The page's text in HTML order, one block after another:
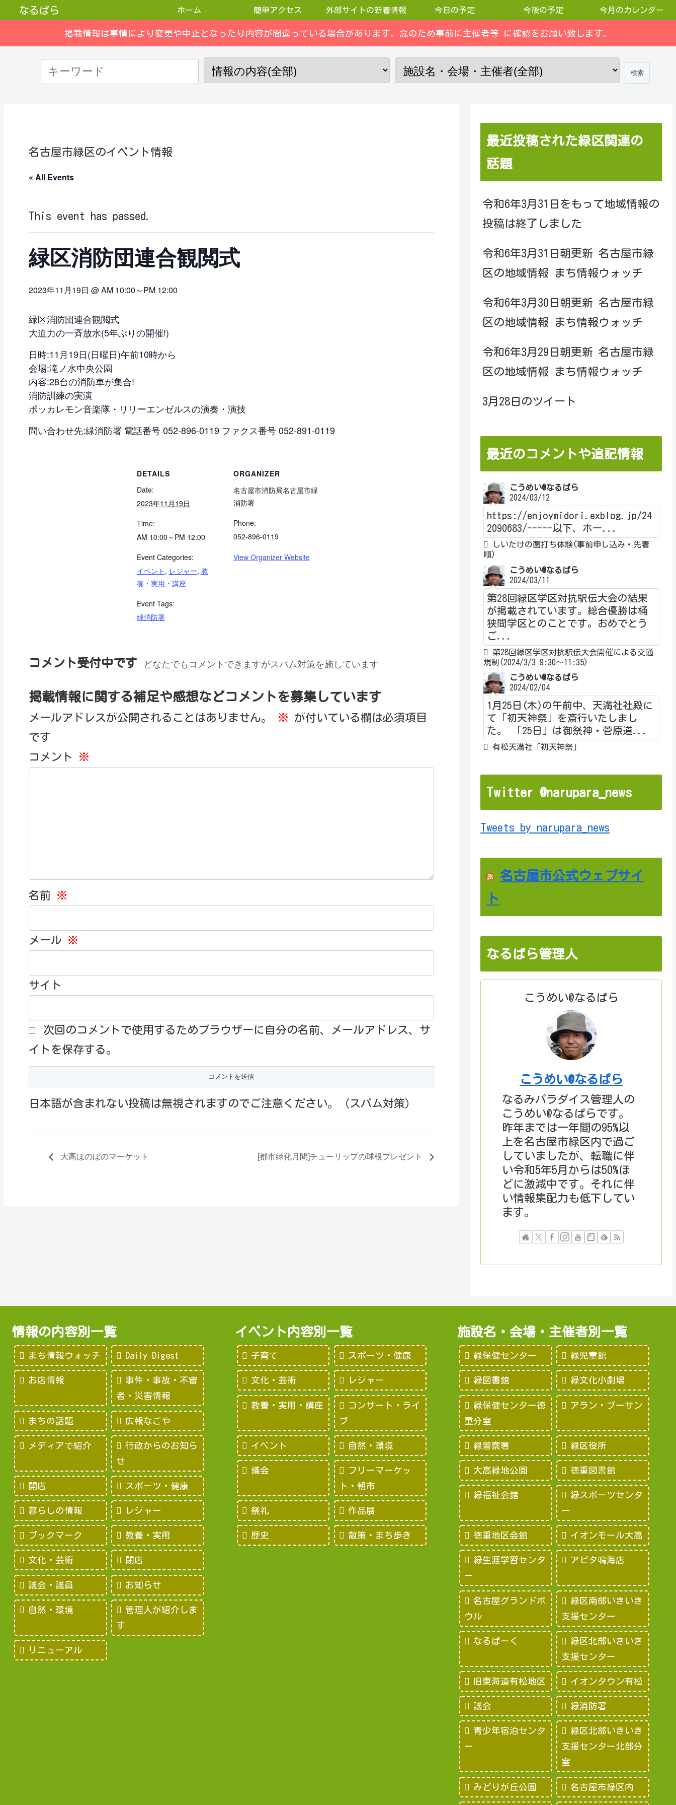
なるぱら ホーム 簡単アクセス 外部サイトの新着情報 今日の予定 今後の予定 今月のカレンダー
掲載情報は事情により変更や中止となったり内容が間違っている場合があります。念のため事前に主催者等 に確認をお願い致します。
名古屋市緑区のイベント情報
« All Events
This event has passed.
緑区消防団連合観閲式
2023年11月19日 @ AM 10:00～PM 12:00
緑区消防団連合観閲式
大迫力の一斉放水(5年ぶりの開催!)
日時:11月19日(日曜日)午前10時から
会場:滝ノ水中央公園
内容:28台の消防車が集合!
消防訓練の実演
ポッカレモン音楽隊・リリーエンゼルスの演奏・演技
問い合わせ先:緑消防署 電話番号 052-896-0119 ファクス番号 052-891-0119
DETAILS
Date:
2023年11月19日
Time:
AM 10:00～PM 12:00
Event Categories:
イベント , レジャー, 教
養・実用・講座
Event Tags:
緑消防署
ORGANIZER
名古屋市消防局名古屋市緑
消防署
Phone:
052-896-0119
View Organizer Website
コメント受付中です どなたでもコメントできますがスパム対策を施しています
掲載情報に関する補足や感想などコメントを募集しています
メールアドレスが公開されることはありません。 ※ が付いている欄は必須項目
です
コメント
※
名前 ※
メール ※
サイト
次回のコメントで使用するためブラウザーに自分の名前、メールアドレス、サ
イトを保存する。
日本語が含まれない投稿は無視されますのでご注意ください。（スパム対策）
大高ほのぼのマーケット [都市緑化月間]チューリップの球根プレゼント
最近投稿された緑区関連の
話題
令和6年3月31日をもって地域情報の
投稿は終了しました
令和6年3月31日朝更新 名古屋市緑
区の地域情報 まち情報ウォッチ
令和6年3月30日朝更新 名古屋市緑
区の地域情報 まち情報ウォッチ
令和6年3月29日朝更新 名古屋市緑
区の地域情報 まち情報ウォッチ
3月28日のツイート
最近のコメントや追記情報
こうめい@なるぱら
2024/03/12
https://enjoymidori.exblog.jp/24
2090683/-----以下、ホー...
しいたけの菌打ち体験(事前申し込み・先着
順)
こうめい@なるぱら
2024/03/11
第28回緑区学区対抗駅伝大会の結果
が掲載されています。総合優勝は桶
狭間学区とのことです。おめでとう
ご...
第28回緑区学区対抗駅伝大会開催による交通
規制(2024/3/3 9:30～11:35)
こうめい@なるぱら
2024/02/04
1月25日(木)の午前中、天満社社殿に
て「初天神祭」を斎行いたしまし
た。 「25日」は御祭神・菅原道...
有松天満社「初天神祭」
Twitter @narupara_news
Tweets by narupara_news
名古屋市公式ウェブサイ
ト
なるぱら管理人
こうめい@なるぱら
こうめい@なるぱら
なるみパラダイス管理人の
こうめい@なるぱらです。
昨年までは一年間の95%以
上を名古屋市緑区内で過ご
していましたが、転職に伴
い令和5年5月からは50%ほ
どに激減中です。それに伴
い情報集配力も低下してい
ます。
情報の内容別一覧
まち情報ウォッチ Daily Digest
お店情報
事件・事故・不審
者・災害情報
まちの話題 広報なごや
メディアで紹介
行政からのお知ら
せ
開店 スポーツ・健康
暮らしの情報 レジャー
ブックマーク 教養・実用
文化・芸術 閉店
議会・議員 お知らせ
自然・環境
管理人が紹介しま
す
リニューアル
イベント内容別一覧
子育て スポーツ・健康
文化・芸術 レジャー
教養・実用・講座
コンサート・ライ
ブ
イベント 自然・環境
議会
フリーマーケッ
ト・朝市
祭礼 作品展
歴史 散策・まち歩き
施設名・会場・主催者別一覧
緑保健センター 緑児童館
緑図書館 緑文化小劇場
緑保健センター徳
重分室
アラン・プーサン
緑警察署 緑区役所
大高緑地公園 徳重図書館
緑福祉会館
緑スポーツセンタ
ー
徳重地区会館 イオンモール大高
緑生涯学習センタ
ー
アピタ鳴海店
名古屋グランドボ
ウル
緑区南部いきいき
支援センター
なるぱーく
緑区北部いきいき
支援センター
旧東海道有松地区 イオンタウン有松
議会 緑消防署
青少年宿泊センタ
ー
緑区北部いきいき
支援センター北部分
室
みどりが丘公園 名古屋市緑区内